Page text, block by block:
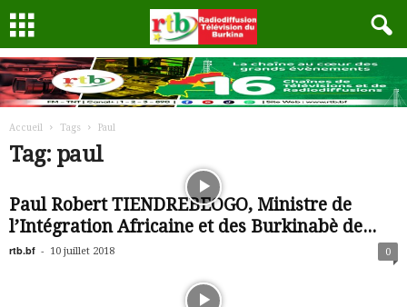
Accueil Tags Paul
Tag: paul
Paul Robert TIENDREBEOGO, Ministre de
l’Intégration Africaine et des Burkinabè de...
rtb.bf - 10 juillet 2018 0